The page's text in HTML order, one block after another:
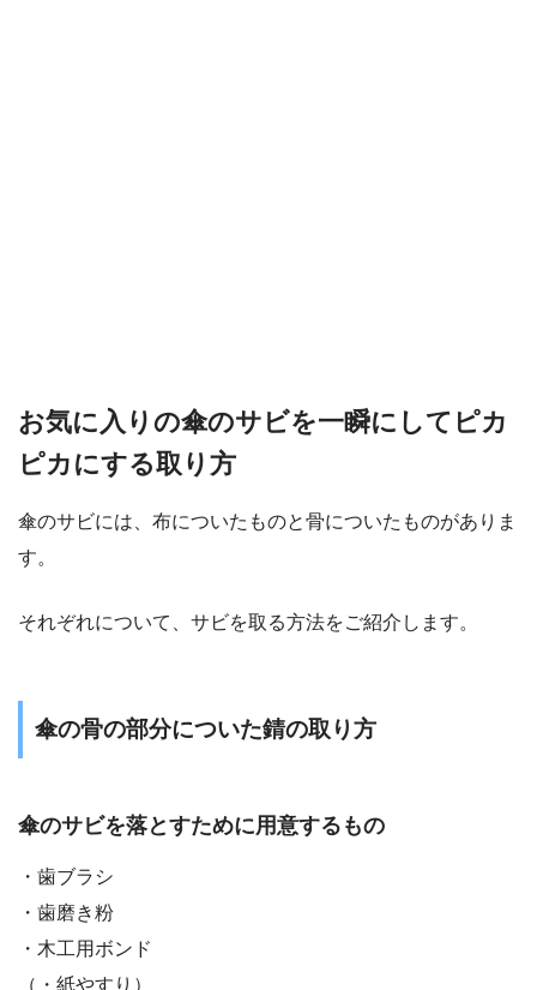
お気に入りの傘のサビを一瞬にしてピカ
ピカにする取り方
傘のサビには、布についたものと骨についたものがありま
す。
それぞれについて、サビを取る方法をご紹介します。
傘の骨の部分についた錆の取り方
傘のサビを落とすために用意するもの
・歯ブラシ
・歯磨き粉
・木工用ボンド
（・紙やすり）